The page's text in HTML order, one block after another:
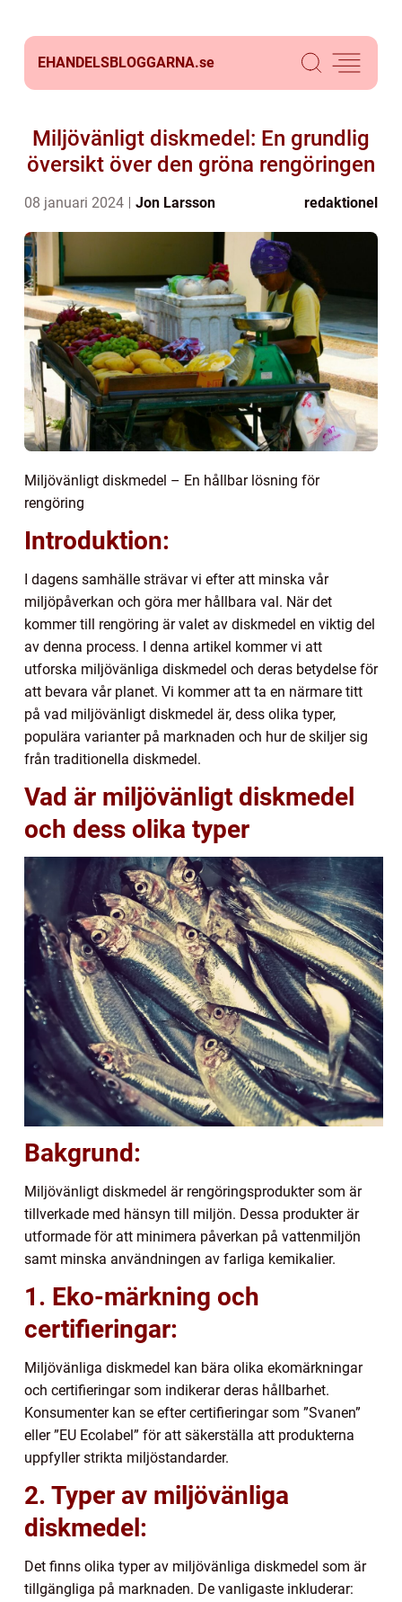
EHANDELSBLOGGARNA.se
Miljövänligt diskmedel: En grundlig
översikt över den gröna rengöringen
08 januari 2024 Jon Larsson redaktionel
Miljövänligt diskmedel – En hållbar lösning för
rengöring
Introduktion:
I dagens samhälle strävar vi efter att minska vår
miljöpåverkan och göra mer hållbara val. När det
kommer till rengöring är valet av diskmedel en viktig del
av denna process. I denna artikel kommer vi att
utforska miljövänliga diskmedel och deras betydelse för
att bevara vår planet. Vi kommer att ta en närmare titt
på vad miljövänligt diskmedel är, dess olika typer,
populära varianter på marknaden och hur de skiljer sig
från traditionella diskmedel.
Vad är miljövänligt diskmedel
och dess olika typer
Bakgrund:
Miljövänligt diskmedel är rengöringsprodukter som är
tillverkade med hänsyn till miljön. Dessa produkter är
utformade för att minimera påverkan på vattenmiljön
samt minska användningen av farliga kemikalier.
1. Eko-märkning och
certifieringar:
Miljövänliga diskmedel kan bära olika ekomärkningar
och certifieringar som indikerar deras hållbarhet.
Konsumenter kan se efter certifieringar som ”Svanen”
eller ”EU Ecolabel” för att säkerställa att produkterna
uppfyller strikta miljöstandarder.
2. Typer av miljövänliga
diskmedel:
Det finns olika typer av miljövänliga diskmedel som är
tillgängliga på marknaden. De vanligaste inkluderar: